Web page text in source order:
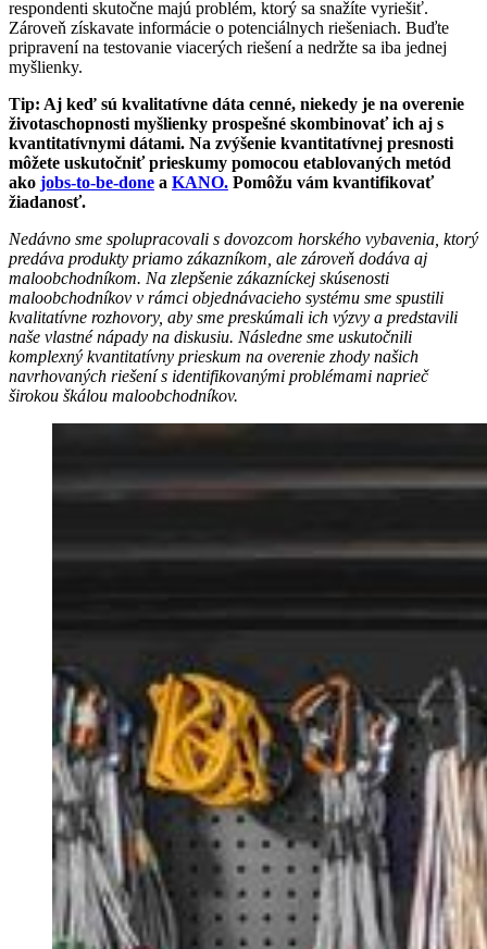
respondenti skutočne majú problém, ktorý sa snažíte vyriešiť.
Zároveň získavate informácie o potenciálnych riešeniach. Buďte
pripravení na testovanie viacerých riešení a nedržte sa iba jednej
myšlienky.
Tip: Aj keď sú kvalitatívne dáta cenné, niekedy je na overenie
životaschopnosti myšlienky prospešné skombinovať ich aj s
kvantitatívnymi dátami. Na zvýšenie kvantitatívnej presnosti
môžete uskutočniť prieskumy pomocou etablovaných metód
ako jobs-to-be-done a KANO. Pomôžu vám kvantifikovať
žiadanosť.
Nedávno sme spolupracovali s dovozcom horského vybavenia, ktorý
predáva produkty priamo zákazníkom, ale zároveň dodáva aj
maloobchodníkom. Na zlepšenie zákazníckej skúsenosti
maloobchodníkov v rámci objednávacieho systému sme spustili
kvalitatívne rozhovory, aby sme preskúmali ich výzvy a predstavili
naše vlastné nápady na diskusiu. Následne sme uskutočnili
komplexný kvantitatívny prieskum na overenie zhody našich
navrhovaných riešení s identifikovanými problémami naprieč
širokou škálou maloobchodníkov.